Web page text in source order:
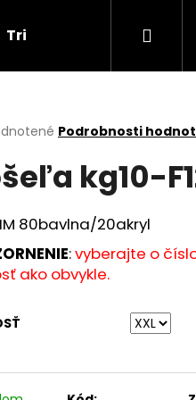
Tričká Darčekové
Podrobnosti
kg10-
80bavlna/20akryl
:vyberajte o
ako obvykle.